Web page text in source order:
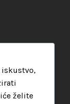
želite